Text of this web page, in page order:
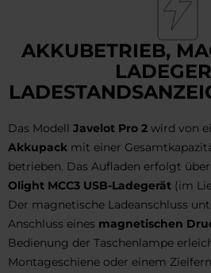
AKKUBETRIEB,
Das Modell Javelot Pro 2 wird von
Akkupack mit einer
betrieben. Das Aufladen erfolgt über
Olight MCC3 USB-Ladegerät (im
Der magnetische Ladeanschluss
Anschluss eines magnetischen
Bedienung der Taschenlampe
Montageschiene oder einem